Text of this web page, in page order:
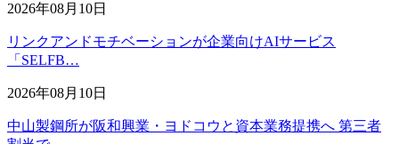
2026年08月10日
リンクアンドモチベーションが企業向けAIサービス
「SELFB…
2026年08月10日
中山製鋼所が阪和興業・ヨドコウと資本業務提携へ 第三者